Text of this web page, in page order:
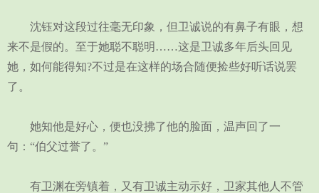
沈钰对这段过往毫无印象，但卫诚说的有鼻子有眼，想
来不是假的。至于她聪不聪明……这是卫诚多年后头回见
她，如何能得知?不过是在这样的场合随便捡些好听话说罢
了。
她知他是好心，便也没拂了他的脸面，温声回了一
句：“伯父过誉了。”
有卫渊在旁镇着，又有卫诚主动示好，卫家其他人不管